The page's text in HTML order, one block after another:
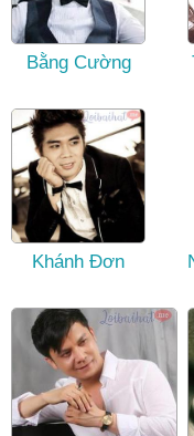
Bằng Cường
Khánh Đơn